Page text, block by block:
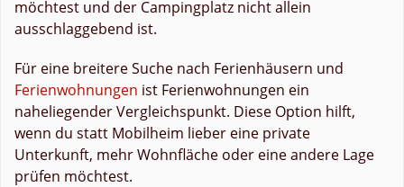
möchtest und der Campingplatz nicht allein
ausschlaggebend ist.
Für eine breitere Suche nach Ferienhäusern und
Ferienwohnungen ist Ferienwohnungen ein
naheliegender Vergleichspunkt. Diese Option hilft,
wenn du statt Mobilheim lieber eine private
Unterkunft, mehr Wohnfläche oder eine andere Lage
prüfen möchtest.